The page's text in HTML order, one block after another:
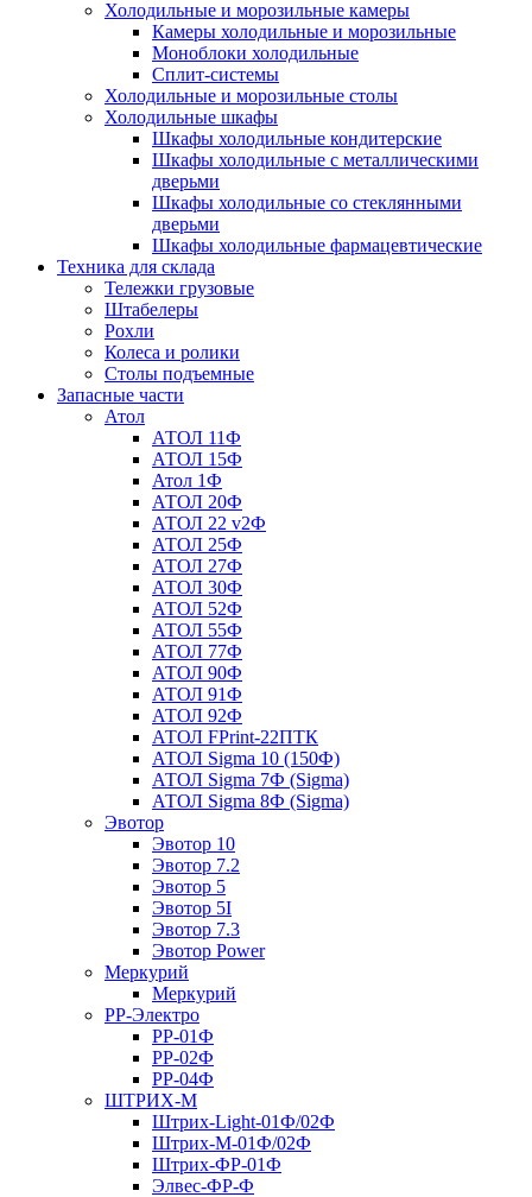
Холодильные и морозильные камеры
Камеры холодильные и морозильные
Моноблоки холодильные
Сплит-системы
Холодильные и морозильные столы
Холодильные шкафы
Шкафы холодильные кондитерские
Шкафы холодильные с металлическими
дверьми
Шкафы холодильные со стеклянными
дверьми
Шкафы холодильные фармацевтические
Техника для склада
Тележки грузовые
Штабелеры
Рохли
Колеса и ролики
Столы подъемные
Запасные части
Атол
АТОЛ 11Ф
АТОЛ 15Ф
Атол 1Ф
АТОЛ 20Ф
АТОЛ 22 v2Ф
АТОЛ 25Ф
АТОЛ 27Ф
АТОЛ 30Ф
АТОЛ 52Ф
АТОЛ 55Ф
АТОЛ 77Ф
АТОЛ 90Ф
АТОЛ 91Ф
АТОЛ 92Ф
АТОЛ FPrint-22ПТК
АТОЛ Sigma 10 (150Ф)
АТОЛ Sigma 7Ф (Sigma)
АТОЛ Sigma 8Ф (Sigma)
Эвотор
Эвотор 10
Эвотор 7.2
Эвотор 5
Эвотор 5I
Эвотор 7.3
Эвотор Power
Меркурий
Меркурий
РР-Электро
РР-01Ф
РР-02Ф
РР-04Ф
ШТРИХ-М
Штрих-Light-01Ф/02Ф
Штрих-М-01Ф/02Ф
Штрих-ФР-01Ф
Элвес-ФР-Ф